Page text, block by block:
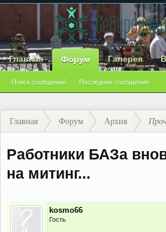
Главная Форум
Поиск сообщений Последние сообщения
Галерея
Главная Форум Архив
Работники БАЗа
на митинг...
kosmo66
Гость